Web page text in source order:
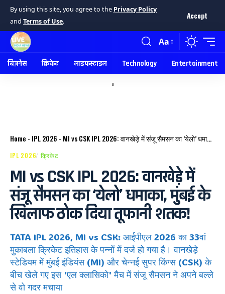
By using this site, you agree to the Privacy Policy
and Terms of Use.
Accept
Aa
बिज़नेस क्रिकेट लाइफस्टाइल Technology Entertainment
a
Home - IPL 2026 - MI vs CSK IPL 2026: वानखेड़े में संजू सैमसन का ‘येलो’ धमाका, मुंबई के खिलाफ ठोक दिया तूफानी शतक!
IPL 2026 क्रिकेट
MI vs CSK IPL 2026: वानखेड़े में
संजू सैमसन का ‘येलो’ धमाका, मुंबई के
खिलाफ ठोक दिया तूफानी शतक!
TATA IPL 2026, MI vs CSK: आईपीएल 2026 का 33वां
मुकाबला क्रिकेट इतिहास के पन्नों में दर्ज हो गया है। वानखेड़े
स्टेडियम में मुंबई इंडियंस (MI) और चेन्नई सुपर किंग्स (CSK) के
बीच खेले गए इस 'एल क्लासिको' मैच में संजू सैमसन ने अपने बल्ले
से वो गदर मचाया